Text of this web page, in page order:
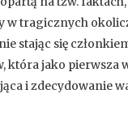
tragicznych
stając się
jako pierwsza
i zdecydowanie